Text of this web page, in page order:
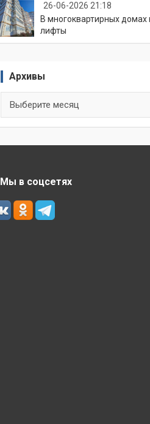
26-06-2026 21:18
В многоквартирных домах
лифты
Архивы
Мы в соцсетях